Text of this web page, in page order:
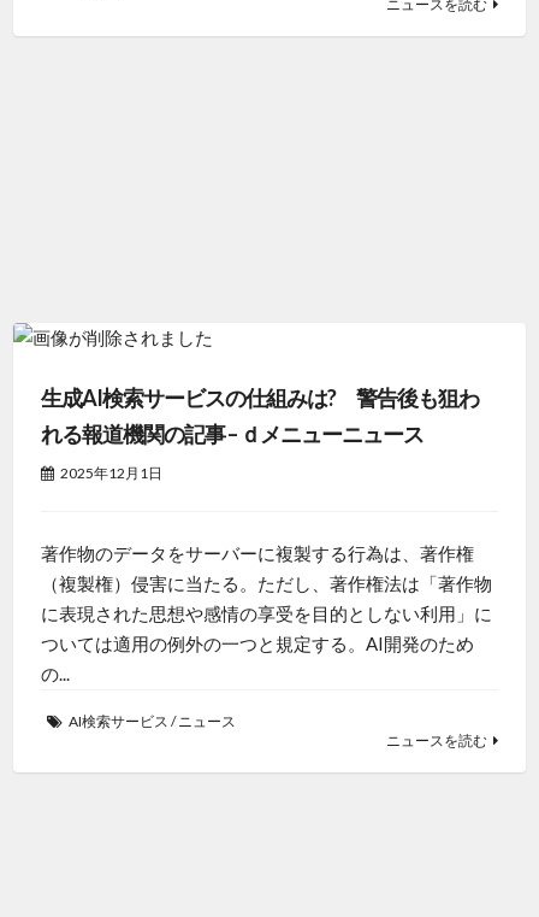
ニュースを読む
生成AI検索サービスの仕組みは? 警告後も狙わ
れる報道機関の記事 – ｄメニューニュース
2025年12月1日
著作物のデータをサーバーに複製する行為は、著作権
（複製権）侵害に当たる。ただし、著作権法は「著作物
に表現された思想や感情の享受を目的としない利用」に
ついては適用の例外の一つと規定する。AI開発のため
の...
AI検索サービス /ニュース
ニュースを読む